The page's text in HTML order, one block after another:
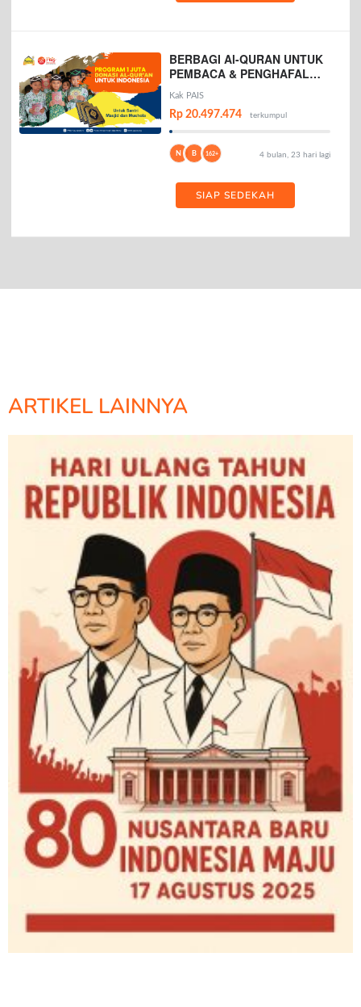
BERBAGI Al-QURAN UNTUK
PEMBACA & PENGHAFAL
AL-QURAN
Kak PAIS
Rp 20.497.474 terkumpul
N B 162+ 4 bulan, 23 hari lagi
SIAP SEDEKAH
ARTIKEL LAINNYA